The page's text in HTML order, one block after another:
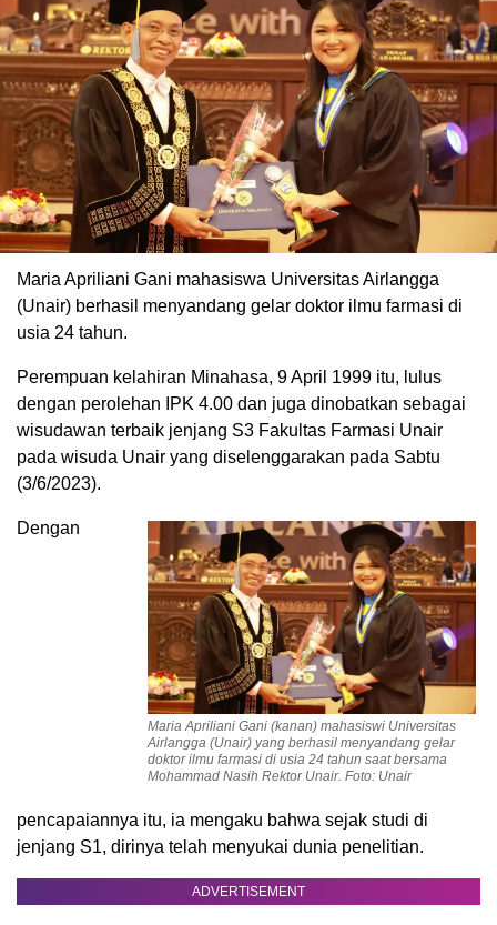
Maria Apriliani Gani mahasiswa Universitas Airlangga
(Unair) berhasil menyandang gelar doktor ilmu farmasi di
usia 24 tahun.
Perempuan kelahiran Minahasa, 9 April 1999 itu, lulus
dengan perolehan IPK 4.00 dan juga dinobatkan sebagai
wisudawan terbaik jenjang S3 Fakultas Farmasi Unair
pada wisuda Unair yang diselenggarakan pada Sabtu
(3/6/2023).
Maria Apriliani Gani (kanan) mahasiswi Universitas
Airlangga (Unair) yang berhasil menyandang gelar
doktor ilmu farmasi di usia 24 tahun saat bersama
Mohammad Nasih Rektor Unair. Foto: Unair
Dengan
pencapaiannya itu, ia mengaku bahwa sejak studi di
jenjang S1, dirinya telah menyukai dunia penelitian.
ADVERTISEMENT